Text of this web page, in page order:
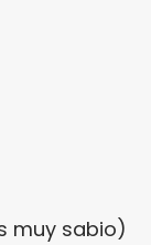
muy sabio)